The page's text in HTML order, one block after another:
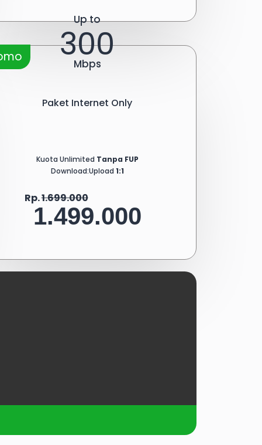
Up to
300
Mbps
Paket Internet Only
Kuota Unlimited Tanpa FUP
Download:Upload 1:1
Rp.1.699.000
1.499.000